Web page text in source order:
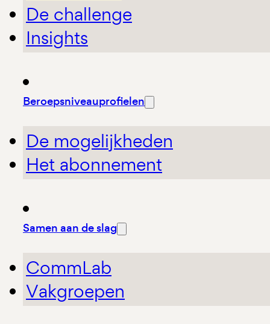
De challenge
Insights
Beroepsniveauprofielen
De mogelijkheden
Het abonnement
Samen aan de slag
CommLab
Vakgroepen